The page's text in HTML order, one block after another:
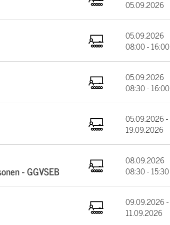
05.09.2026
05.09.2026
08:00 - 16:00
05.09.2026
08:30 - 16:00
05.09.2026 -
19.09.2026
- GGVSEB
08.09.2026
08:30 - 15:30
09.09.2026 -
11.09.2026